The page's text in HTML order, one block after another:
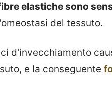
elastiche sono
del tessuto.
d'invecchiamento
e la conseguente